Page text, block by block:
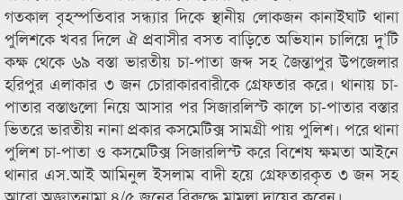
গতকাল বৃহস্পতিবার সন্ধ্যার দিকে স্থানীয় লোকজন কানাইঘাট থানা
পুলিশকে খবর দিলে ঐ প্রবাসীর বসত বাড়িতে অভিযান চালিয়ে দু’টি
কক্ষ থেকে ৬৯ বস্তা ভারতীয় চা-পাতা জব্দ সহ জৈন্তাপুর উপজেলার
হরিপুর এলাকার ৩ জন চোরাকারবারীকে গ্রেফতার করে। থানায় চা-
পাতার বস্তাগুলো নিয়ে আসার পর সিজারলিস্ট কালে চা-পাতার বস্তার
ভিতরে ভারতীয় নানা প্রকার কসমেটিক্স সামগ্রী পায় পুলিশ। পরে থানা
পুলিশ চা-পাতা ও কসমেটিক্স সিজারলিস্ট করে বিশেষ ক্ষমতা আইনে
থানার এস.আই আমিনুল ইসলাম বাদী হয়ে গ্রেফতারকৃত ৩ জন সহ